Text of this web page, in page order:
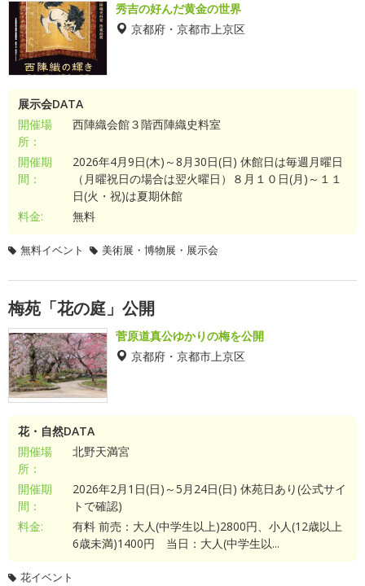
秀吉の好んだ黄金の世界
京都府・京都市上京区
展示会DATA
開催場
所：
西陣織会館３階西陣織史料室
開催期
間：
2026年4月9日(木)～8月30日(日) 休館日は毎週月曜日
（月曜祝日の場合は翌火曜日）８月１０日(月)～１１
日(火・祝)は夏期休館
料金:
無料
無料イベント 美術展・博物展・展示会
梅苑「花の庭」公開
菅原道真公ゆかりの梅を公開
京都府・京都市上京区
花・自然DATA
開催場
所：
北野天満宮
開催期
間：
2026年2月1日(日)～5月24日(日) 休苑日あり(公式サイ
トで確認)
料金:
有料 前売：大人(中学生以上)2800円、小人(12歳以上
6歳未満)1400円 当日：大人(中学生以...
花イベント